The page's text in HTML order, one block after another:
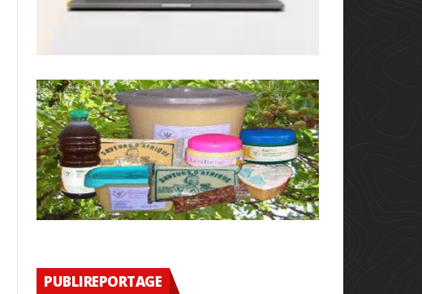
PUBLIREPORTAGE